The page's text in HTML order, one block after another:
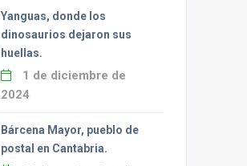
Yanguas, donde los
dinosaurios dejaron sus
huellas.
1 de diciembre de
2024
Bárcena Mayor, pueblo de
postal en Cantabria.